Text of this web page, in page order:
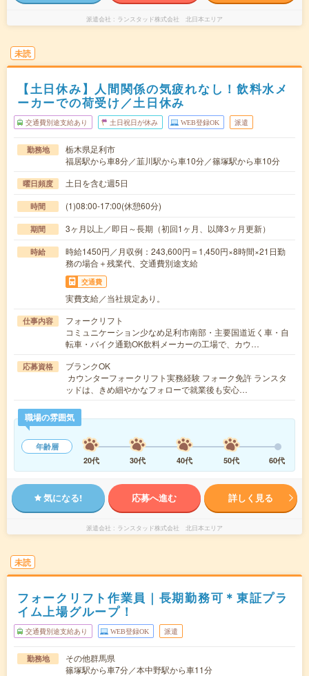
派遣会社 ランスタッド株式会社 北日本エリア
未読
【土日休み】人間関係の気疲れなし！飲料水メ
ーカーでの荷受け／土日休み
交通費別途支給あり 土日祝日が休み WEB登録OK 派遣
勤務地
栃木県足利市
福居駅から車8分／韮川駅から車10分／篠塚駅から車10分
曜日頻度 土日を含む週5日
時間 (1)08:00-17:00(休憩60分)
期間 3ヶ月以上／即日～長期（初回1ヶ月、以降3ヶ月更新）
時給
時給1450円／月収例：243,600円＝1,450円×8時間×21日勤
務の場合＋残業代、交通費別途支給
交通費
実費支給／当社規定あり。
仕事内容
フォークリフト
コミュニケーション少なめ足利市南部・主要国道近く車・自
転車・バイク通勤OK飲料メーカーの工場で、カウ…
応募資格
ブランクOK
カウンターフォークリフト実務経験 フォーク免許 ランスタ
ッドは、きめ細やかなフォローで就業後も安心…
職場の雰囲気
年齢層
20代
30代 40代 50代 60代
気になる! 応募へ進む 詳しく見る
派遣会社 ランスタッド株式会社 北日本エリア
未読
フォークリフト作業員｜長期勤務可＊東証プラ
イム上場グループ！
交通費別途支給あり WEB登録OK 派遣
勤務地
その他群馬県
篠塚駅から車7分／本中野駅から車11分